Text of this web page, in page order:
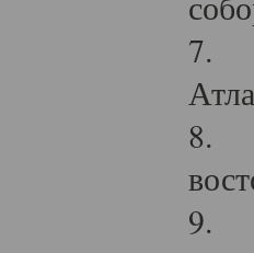
7.
8.
9.